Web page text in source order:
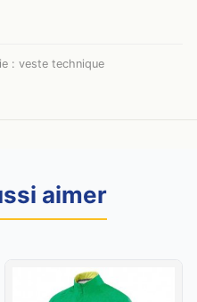
: veste technique
aimer